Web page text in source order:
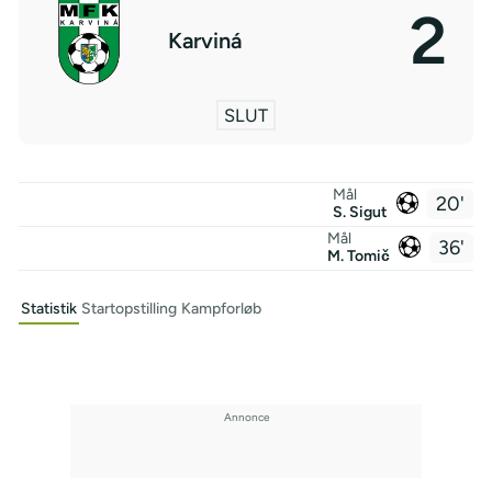
Karviná 2
SLUT
20'
Mål
S. Sigut
36'
Mål
M. Tomič
Statistik Startopstilling Kampforløb